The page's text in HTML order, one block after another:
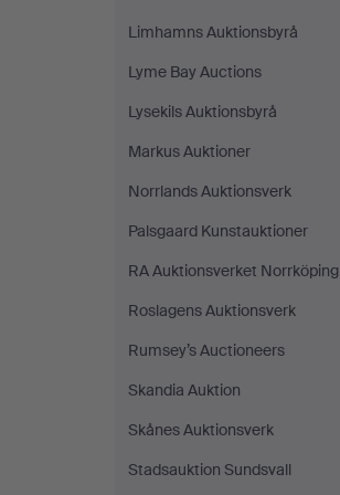
Limhamns Auktionsbyrå
Lyme Bay Auctions
Lysekils Auktionsbyrå
Markus Auktioner
Norrlands Auktionsverk
Palsgaard Kunstauktioner
RA Auktionsverket Norrköping
Roslagens Auktionsverk
Rumsey’s Auctioneers
Skandia Auktion
Skånes Auktionsverk
Stadsauktion Sundsvall